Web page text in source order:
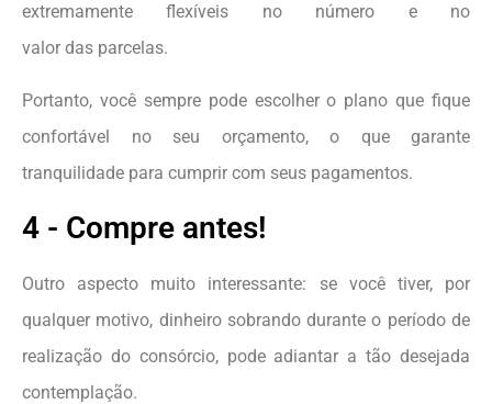
extremamente flexíveis no número e no
valor das parcelas.
Portanto, você sempre pode escolher o plano que fique
confortável no seu orçamento, o que garante
tranquilidade para cumprir com seus pagamentos.
4 - Compre antes!
Outro aspecto muito interessante: se você tiver, por
qualquer motivo, dinheiro sobrando durante o período de
realização do consórcio, pode adiantar a tão desejada
contemplação.